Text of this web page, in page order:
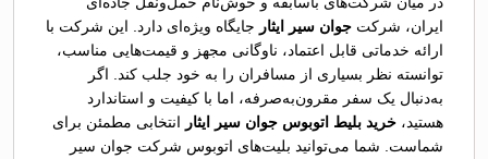
ایران، شرکت جوان سیر ایثار جایگاه ویژه‌ای دارد. این شرکت با
ارائه خدماتی قابل اعتماد، ناوگانی مجهز و قیمت‌هایی مناسب،
توانسته نظر بسیاری از مسافران را به خود جلب کند. اگر
به‌دنبال یک سفر مقرون‌به‌صرفه، اما با کیفیت و استاندارد
هستید، خرید بلیط اتوبوس جوان سیر ایثار انتخابی مطمئن برای
شماست. شما می‌توانید بلیت‌های اتوبوس شرکت جوان سیر